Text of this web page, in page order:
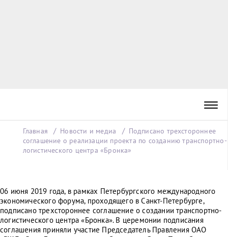
Главная Новости и медиа
Подписано трехстороннее
соглашение о реализации проекта по созданию транспортно-
логистического центра «Бронка»
06 июня 2019 года, в рамках Петербургского международного
экономического форума, проходящего в Санкт-Петербурге,
подписано трехстороннее соглашение о создании транспортно-
логистического центра «Бронка». В церемонии подписания
соглашения приняли участие Председатель Правления ОАО